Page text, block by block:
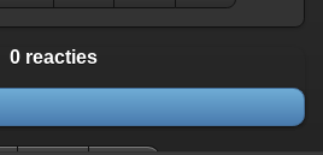
0 reacties